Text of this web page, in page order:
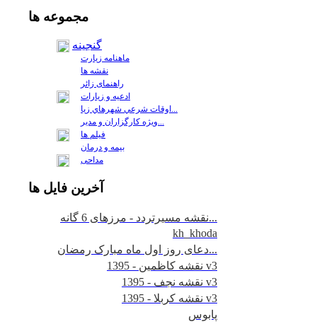
مجموعه ها
گنجینه
ماهنامه زیارت
نقشه ها
راهنمای زائر
ادعیه و زیارات
فيلم ها
بیمه و درمان
مداحی
آخرين فايل ها
نقشه مسیرتردد - مرزهای 6 گانه...
kh_khoda
دعای روز اول ماه مبارک رمضان...
نقشه کاظمین - 1395 v3
نقشه نجف - 1395 v3
نقشه کربلا - 1395 v3
پابوس